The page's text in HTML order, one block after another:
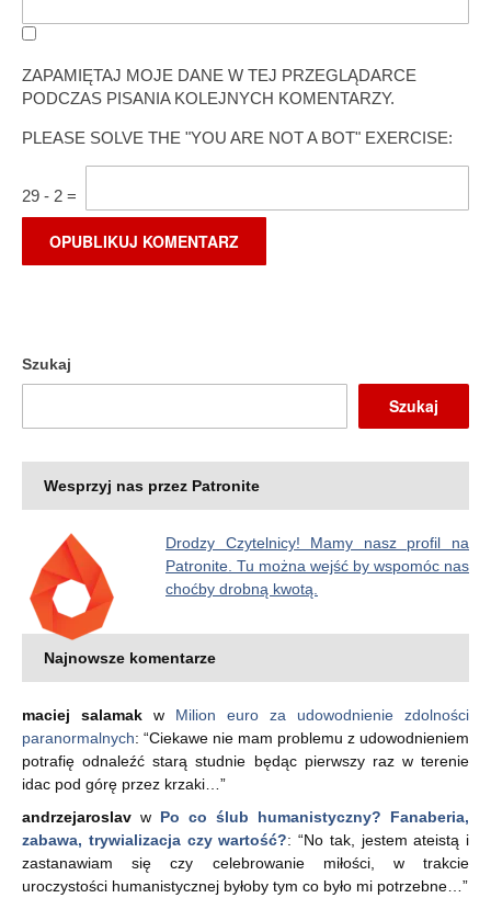
ZAPAMIĘTAJ MOJE DANE W TEJ PRZEGLĄDARCE
PODCZAS PISANIA KOLEJNYCH KOMENTARZY.
PLEASE SOLVE THE "YOU ARE NOT A BOT" EXERCISE:
29 - 2 =
Szukaj
Szukaj
Wesprzyj nas przez Patronite
Drodzy Czytelnicy! Mamy nasz profil na
Patronite. Tu można wejść by wspomóc nas
choćby drobną kwotą.
Najnowsze komentarze
maciej salamak w Milion euro za udowodnienie zdolności
paranormalnych: “Ciekawe nie mam problemu z udowodnieniem
potrafię odnaleźć starą studnie będąc pierwszy raz w terenie
idac pod górę przez krzaki… ”
andrzejaroslav w Po co ślub humanistyczny? Fanaberia,
zabawa, trywializacja czy wartość?: “No tak, jestem ateistą i
zastanawiam się czy celebrowanie miłości, w trakcie
uroczystości humanistycznej byłoby tym co było mi potrzebne…”